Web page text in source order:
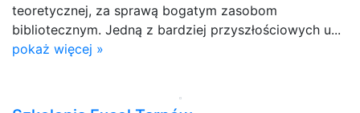
teoretycznej, za sprawą bogatym zasobom
bibliotecznym. Jedną z bardziej przyszłościowych u...
pokaż więcej »